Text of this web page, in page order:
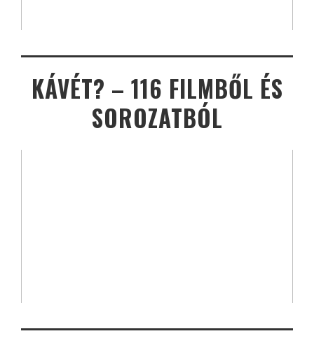
KÁVÉT? – 116 FILMBŐL ÉS
SOROZATBÓL